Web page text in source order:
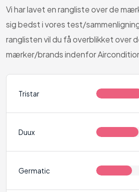
5. Forhindrer overophedning af
6. Bedre sikkerhed mod
8. Bedre humør
Er det en god idé at købe en
eller hos en fysisk forhandler?
Whirlpool PACW29COL -
Whirlpool PACW212CO -
Vi har lavet en rangliste over de
sig bedst i vores test/
ranglisten vil du få overblikket over
mærker/brands indenfor
Tristar
Duux
Germatic